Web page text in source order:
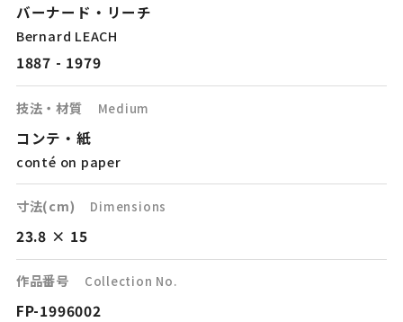
バーナード・リーチ
Bernard LEACH
1887 - 1979
技法・材質 Medium
コンテ・紙
conté on paper
寸法(cm) Dimensions
23.8 × 15
作品番号 Collection No.
FP-1996002